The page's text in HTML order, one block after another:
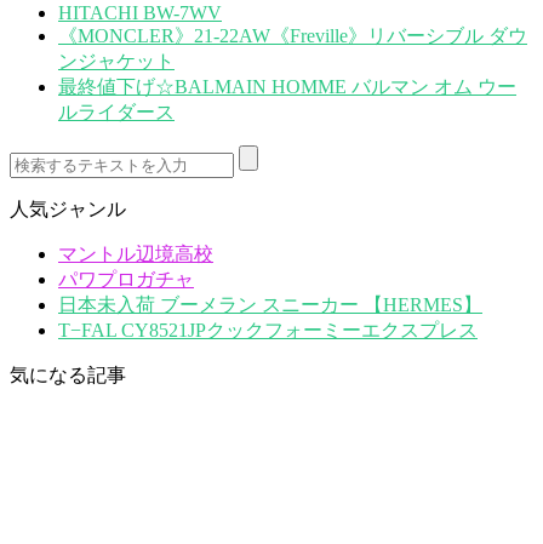
HITACHI BW-7WV
《MONCLER》21-22AW《Freville》リバーシブル ダウ
ンジャケット
最終値下げ☆BALMAIN HOMME バルマン オム ウー
ルライダース
人気ジャンル
マントル辺境高校
パワプロガチャ
日本未入荷 ブーメラン スニーカー 【HERMES】
T−FAL CY8521JPクックフォーミーエクスプレス
気になる記事